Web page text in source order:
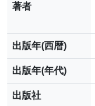
著者
出版年(西暦)
出版年(年代)
出版社